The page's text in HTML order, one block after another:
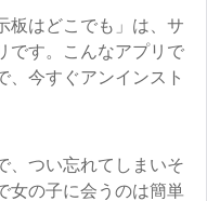
板はどこでも」は、サ
です。こんなアプリで
、今すぐアンインスト
、つい忘れてしまいそ
女の子に会うのは簡単